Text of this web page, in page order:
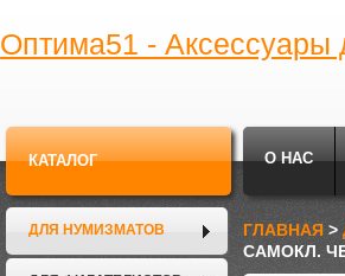
Оптима51 - Аксессуары
О НАС
КАТАЛОГ
ДЛЯ НУМИЗМАТОВ ГЛАВНАЯ >
САМОКЛ.